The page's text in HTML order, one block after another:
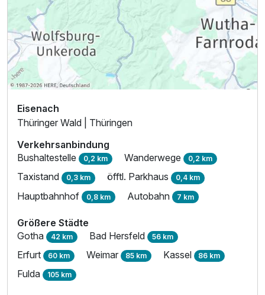
Eisenach
Thüringer Wald | Thüringen
Verkehrsanbindung
Bushaltestelle 0,2 km Wanderwege 0,2 km
Taxistand 0,3 km öfftl. Parkhaus 0,4 km
Hauptbahnhof 0,8 km Autobahn 7 km
Größere Städte
Gotha 42 km Bad Hersfeld 56 km
Erfurt 60 km Weimar 85 km Kassel 86 km
Fulda 105 km